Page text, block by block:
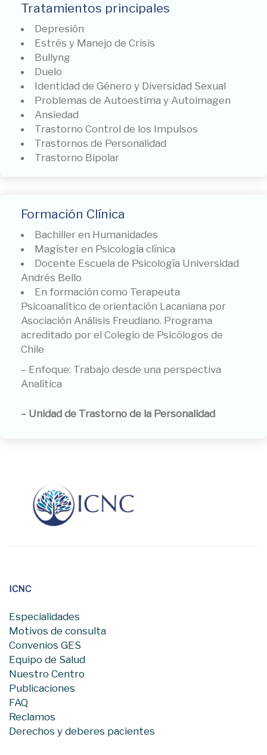
Tratamientos principales
Depresión
Estrés y Manejo de Crisis
Bullyng
Duelo
Identidad de Género y Diversidad Sexual
Problemas de Autoestima y Autoimagen
Ansiedad
Trastorno Control de los Impulsos
Trastornos de Personalidad
Trastorno Bipolar
Formación Clínica
Bachiller en Humanidades
Magíster en Psicología clínica
Docente Escuela de Psicología Universidad
Andrés Bello
En formación como Terapeuta
Psicoanalítico de orientación Lacaniana por
Asociación Análisis Freudiano. Programa
acreditado por el Colegio de Psicólogos de
Chile
– Enfoque: Trabajo desde una perspectiva
Analítica
– Unidad de Trastorno de la Personalidad
ICNC
Especialidades
Motivos de consulta
Convenios GES
Equipo de Salud
Nuestro Centro
Publicaciones
FAQ
Reclamos
Derechos y deberes pacientes